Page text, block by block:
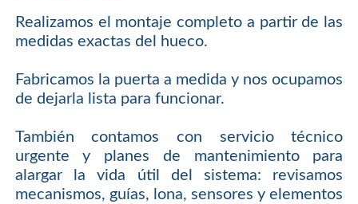
Realizamos el montaje completo a partir de las
medidas exactas del hueco.
Fabricamos la puerta a medida y nos ocupamos
de dejarla lista para funcionar.
También contamos con servicio técnico
urgente y planes de mantenimiento para
alargar la vida útil del sistema: revisamos
mecanismos, guías, lona, sensores y elementos